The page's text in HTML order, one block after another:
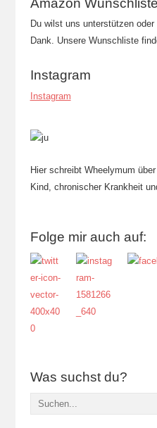
Amazon Wunschliste
Du wilst uns unterstützen
Dank. Unsere Wunschliste
Instagram
Instagram
Hier schreibt Wheelymum
Kind, chronischer Krankheit
Folge mir auch auf:
Was suchst du?